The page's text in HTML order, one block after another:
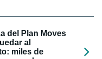
del Plan Moves
al
miles de